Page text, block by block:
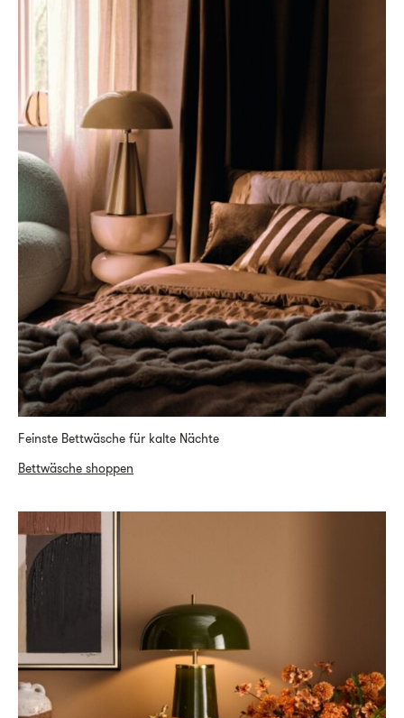
Feinste Bettwäsche für kalte Nächte
Bettwäsche shoppen